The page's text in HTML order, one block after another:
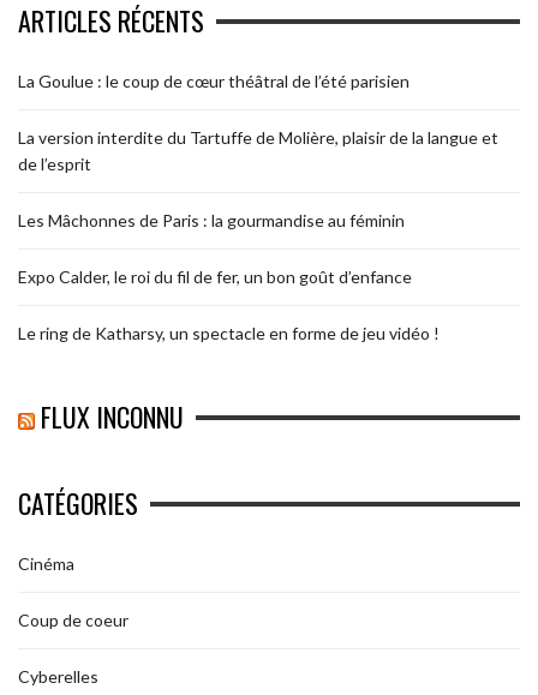
ARTICLES RÉCENTS
La Goulue : le coup de cœur théâtral de l’été parisien
La version interdite du Tartuffe de Molière, plaisir de la langue et
de l’esprit
Les Mâchonnes de Paris : la gourmandise au féminin
Expo Calder, le roi du fil de fer, un bon goût d’enfance
Le ring de Katharsy, un spectacle en forme de jeu vidéo !
FLUX INCONNU
CATÉGORIES
Cinéma
Coup de coeur
Cyberelles